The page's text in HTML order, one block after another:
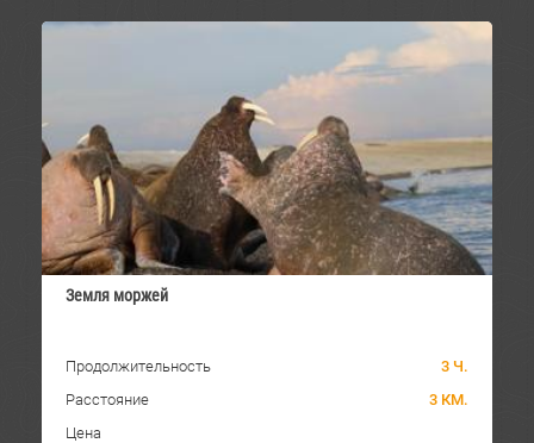
Земля моржей
Продолжительность
3 Ч.
Расстояние
3 КМ.
Цена